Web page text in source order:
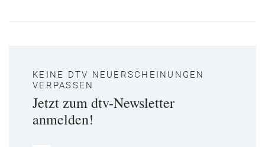
KEINE DTV NEUERSCHEINUNGEN
VERPASSEN
Jetzt zum dtv-Newsletter
anmelden!